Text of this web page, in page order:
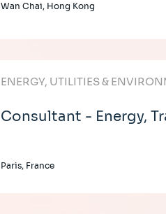
Wan Chai, Hong Kong
ENERGY, UTILITIES &
Consultant - Energy,
Paris, France